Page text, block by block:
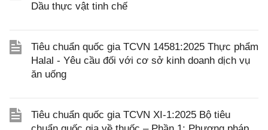
Dầu thực vật tinh chế
Tiêu chuẩn quốc gia TCVN 14581:2025 Thực phẩm
Halal - Yêu cầu đối với cơ sở kinh doanh dịch vụ
ăn uống
Tiêu chuẩn quốc gia TCVN XI-1:2025 Bộ tiêu